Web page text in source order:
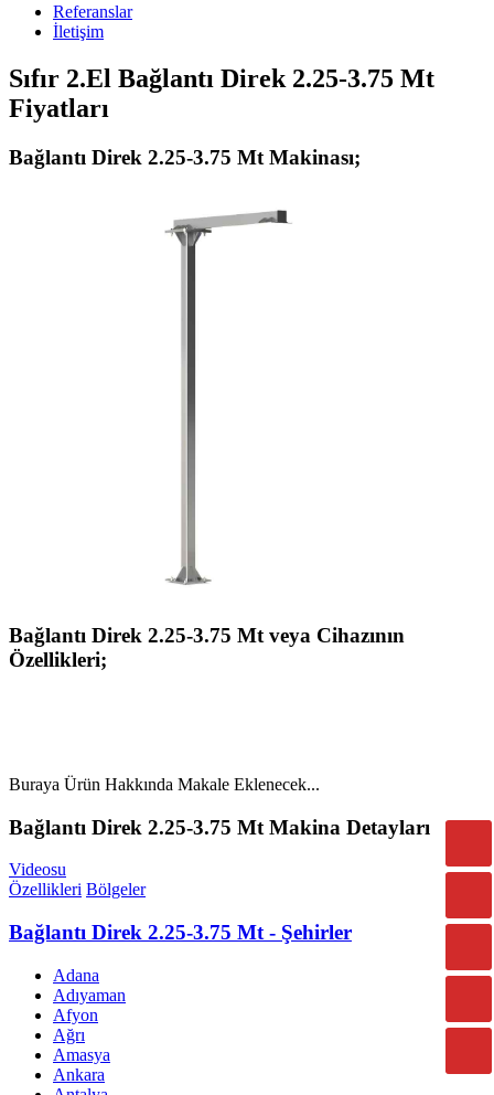
Referanslar
İletişim
Sıfır 2.El Bağlantı Direk 2.25-3.75 Mt
Fiyatları
Bağlantı Direk 2.25-3.75 Mt Makinası;
Bağlantı Direk 2.25-3.75 Mt veya Cihazının
Özellikleri;
Buraya Ürün Hakkında Makale Eklenecek...
Bağlantı Direk 2.25-3.75 Mt Makina Detayları
Videosu
Özellikleri Bölgeler
Bağlantı Direk 2.25-3.75 Mt - Şehirler
Adana
Adıyaman
Afyon
Ağrı
Amasya
Ankara